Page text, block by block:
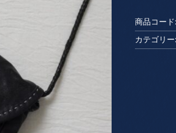
商品コード:
カテゴリー: